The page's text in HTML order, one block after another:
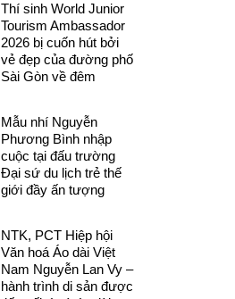
Thí sinh World Junior
Tourism Ambassador
2026 bị cuốn hút bởi
vẻ đẹp của đường phố
Sài Gòn về đêm
Mẫu nhí Nguyễn
Phương Bình nhập
cuộc tại đấu trường
Đại sứ du lịch trẻ thế
giới đầy ấn tượng
NTK, PCT Hiệp hội
Văn hoá Áo dài Việt
Nam Nguyễn Lan Vy –
hành trình di sản được